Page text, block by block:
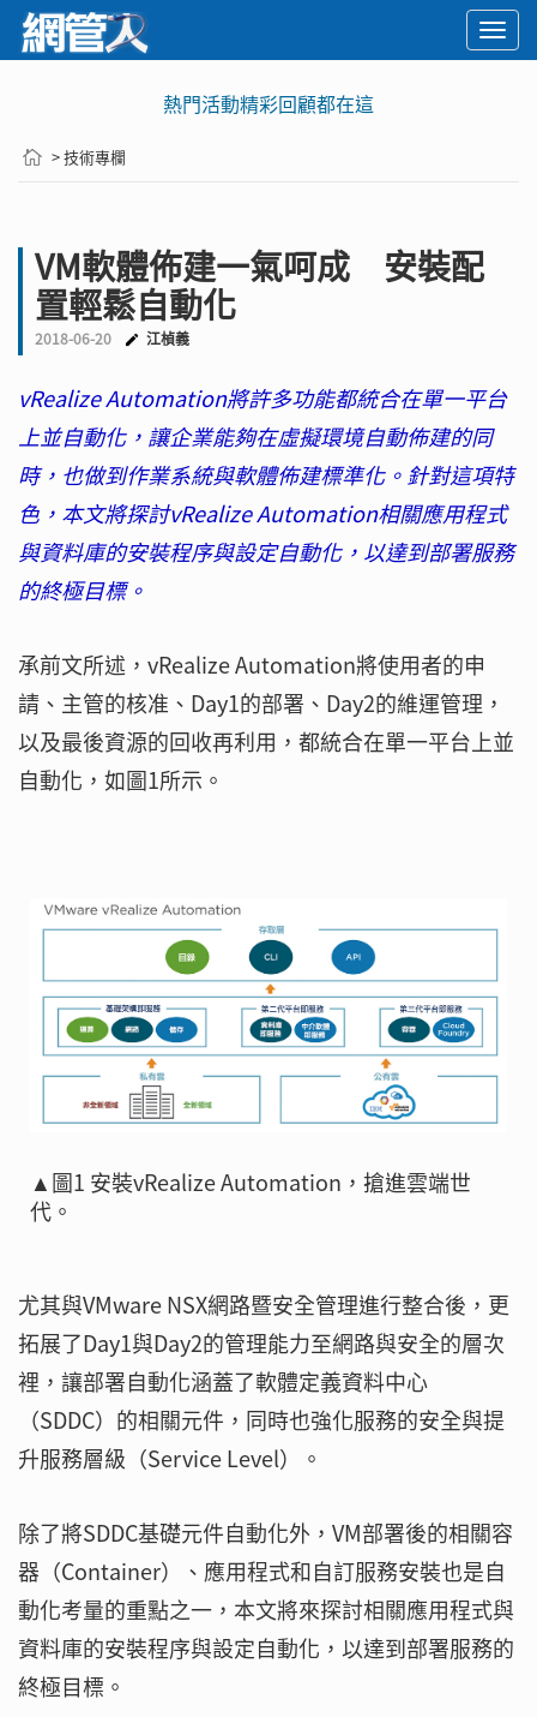
熱門活動精彩回顧都在這
> 技術專欄
VM軟體佈建一氣呵成 安裝配
置輕鬆自動化
2018-06-20 江楨義
vRealize Automation將許多功能都統合在單一平台
上並自動化，讓企業能夠在虛擬環境自動佈建的同
時，也做到作業系統與軟體佈建標準化。針對這項特
色，本文將探討vRealize Automation相關應用程式
與資料庫的安裝程序與設定自動化，以達到部署服務
的終極目標。
承前文所述，vRealize Automation將使用者的申
請、主管的核准、Day1的部署、Day2的維運管理，
以及最後資源的回收再利用，都統合在單一平台上並
自動化，如圖1所示。
▲圖1 安裝vRealize Automation，搶進雲端世
代。
尤其與VMware NSX網路暨安全管理進行整合後，更
拓展了Day1與Day2的管理能力至網路與安全的層次
裡，讓部署自動化涵蓋了軟體定義資料中心
（SDDC）的相關元件，同時也強化服務的安全與提
升服務層級（Service Level）。
除了將SDDC基礎元件自動化外，VM部署後的相關容
器（Container）、應用程式和自訂服務安裝也是自
動化考量的重點之一，本文將來探討相關應用程式與
資料庫的安裝程序與設定自動化，以達到部署服務的
終極目標。